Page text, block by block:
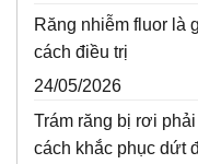
Răng nhiễm fluor là
cách điều trị
24/05/2026
Trám răng bị rơi
cách khắc phục dứt